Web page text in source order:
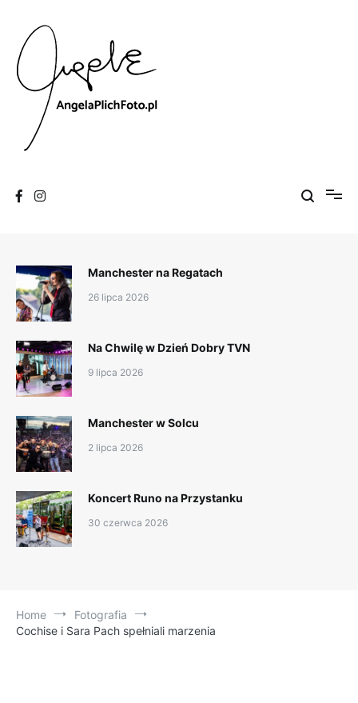
content
Manchester na Regatach
26 lipca 2026
Na Chwilę w Dzień Dobry TVN
9 lipca 2026
Manchester w Solcu
2 lipca 2026
Koncert Runo na Przystanku
30 czerwca 2026
Home
Fotografia
Cochise i Sara Pach spełniali marzenia